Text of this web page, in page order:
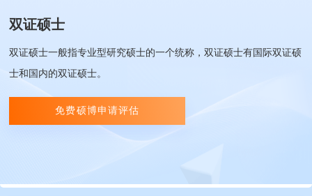
双证硕士
双证硕士一般指专业型研究硕士的一个统称，双证硕士有国际双证硕
士和国内的双证硕士。
免费硕博申请评估